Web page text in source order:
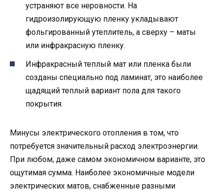
устраняют все неровности. На
гидроизолирующую пленку укладывают
фольгированный утеплитель, а сверху – маты
или инфракрасную пленку.
Инфракрасный теплый мат или пленка были
созданы специально под ламинат, это наиболее
щадящий теплый вариант пола для такого
покрытия.
Минусы электрического отопления в том, что
потребуется значительный расход электроэнергии.
При любом, даже самом экономичном варианте, это
ощутимая сумма. Наиболее экономичные модели
электрических матов, снабженные разными